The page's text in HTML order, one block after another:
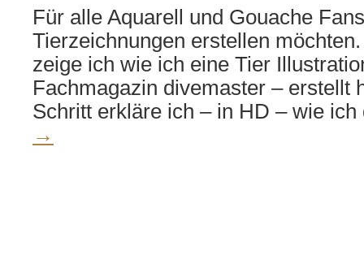
Für alle Aquarell und Gouache
Tierzeichnungen erstellen
zeige ich wie ich eine Tier
Fachmagazin divemaster – erstellt
Schritt erkläre ich – in HD – wie
→